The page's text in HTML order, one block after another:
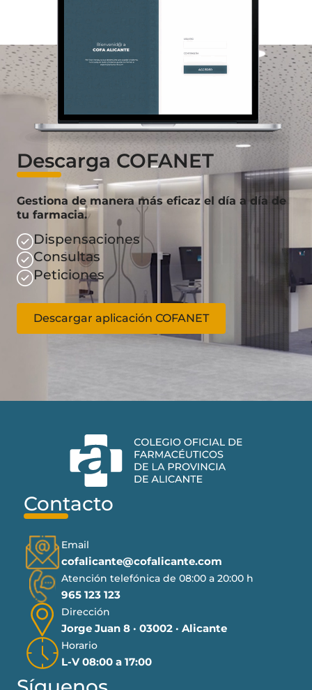
Descarga COFANET
Gestiona de manera más eficaz el día a día de
tu farmacia.
Dispensaciones
Consultas
Peticiones
Descargar aplicación COFANET
Contacto
Email
cofalicante@cofalicante.com
Atención telefónica de 08:00 a 20:00 h
965 123 123
Dirección
Jorge Juan 8 · 03002 · Alicante
Horario
L-V 08:00 a 17:00